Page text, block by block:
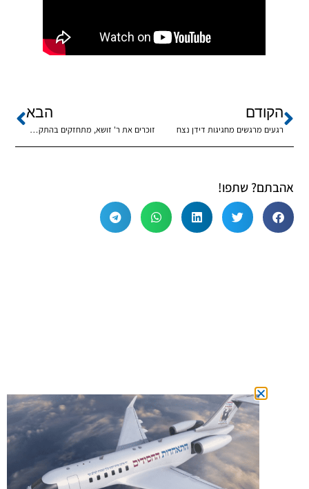
הקודם
רגעים מרגשים מחגיגות דידן נצח
הבא
זוכרים את ר' זושא, מתחזקים בהתקשרות לרבי!
אהבתם? שתפו!